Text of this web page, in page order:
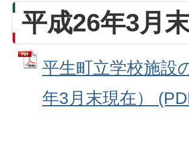
平成26年3月
平生町立学校施設
年3月末現在）